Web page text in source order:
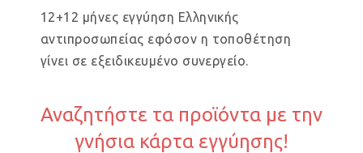
12+12 μήνες εγγύηση Ελληνικής
αντιπροσωπείας εφόσον η τοποθέτηση
γίνει σε εξειδικευμένο συνεργείο.
Αναζητήστε τα προϊόντα με την
γνήσια κάρτα εγγύησης!